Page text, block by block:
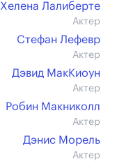
Хелена Лалиберте
Актер
Стефан Лефевр
Актер
Дэвид МакКиоун
Актер
Робин Макниколл
Актер
Дэнис Морель
Актер